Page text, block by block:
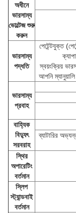
অধীনে
ভারসাম্য
ভোল্টেজ শুরু
করুন
ভারসাম্য
পদ্ধতি
পেটেন্টযুক্ত
স্বয়ংক্রিয়
আপনি
ভারসাম্য
প্রবাহ
বাহ্যিক
বিদ্যুৎ
সরবরাহ
ব্যাটারির
স্থির
অপারেটিং
বর্তমান
স্লিপ
স্ট্যান্ডবাই
বর্তমান